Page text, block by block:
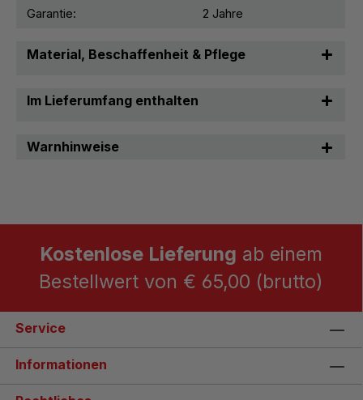
Garantie: 2 Jahre
Material, Beschaffenheit & Pflege
Im Lieferumfang enthalten
Warnhinweise
Kostenlose Lieferung ab einem
Bestellwert von € 65,00 (brutto)
Service
Informationen